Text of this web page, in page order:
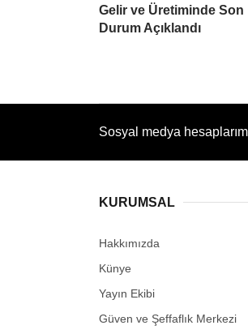
Gelir ve Üretiminde Son
Durum Açıklandı
Sosyal medya
KURUMSAL
Hakkımızda
Künye
Yayın Ekibi
Güven ve Şeffaflık Merkezi